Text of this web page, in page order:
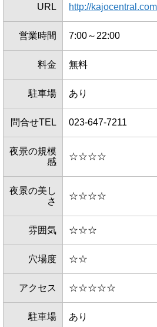
URL http://
営業時間 7:00～22:00
料金 無料
駐車場 あり
問合せTEL 023-647-7211
夜景の規模
感
☆☆☆☆
夜景の美し
さ
☆☆☆☆
雰囲気 ☆☆☆
穴場度 ☆☆
アクセス ☆☆☆☆☆
駐車場 あり